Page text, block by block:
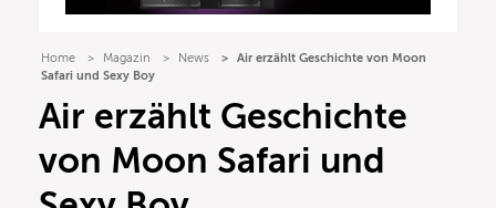
Home Magazin News
Air erzählt Geschichte von Moon
Safari und Sexy Boy
Air erzählt Geschichte
von Moon Safari und